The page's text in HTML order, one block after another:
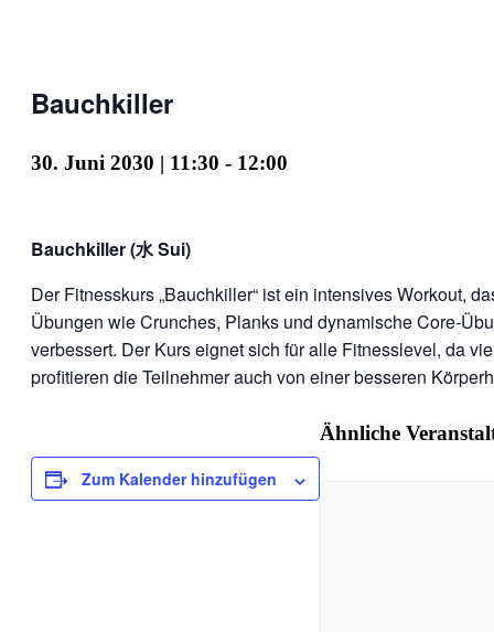
Bauchkiller
30. Juni 2030 | 11:30 - 12:00
Bauchkiller (水 Sui)
Der Fitnesskurs „Bauchkiller“ ist ein intensives Workout,
Übungen wie Crunches, Planks und dynamische Core-
verbessert. Der Kurs eignet sich für alle Fitnesslevel, da
profitieren die Teilnehmer auch von einer besseren
Zum Kalender hinzufügen
Ähnliche